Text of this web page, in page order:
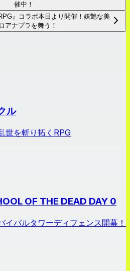
催中！
』コラボ本日より開催！妖艶な美
アナプラを舞う！
ル
世を斬り拓くRPG
OF THE DEAD DAY 0
イバルタワーディフェンス開幕！